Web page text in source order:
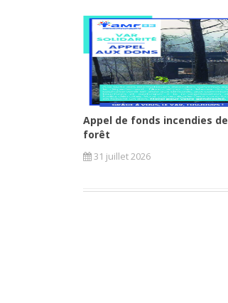
Appel de fonds incendies de
forêt
31 juillet 2026